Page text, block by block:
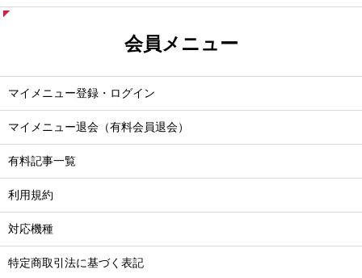
会員メニュー
マイメニュー登録・ログイン
マイメニュー退会（有料会員退会）
有料記事一覧
利用規約
対応機種
特定商取引法に基づく表記